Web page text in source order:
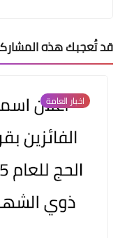
قد تُعجبك هذه
اخبار العامة